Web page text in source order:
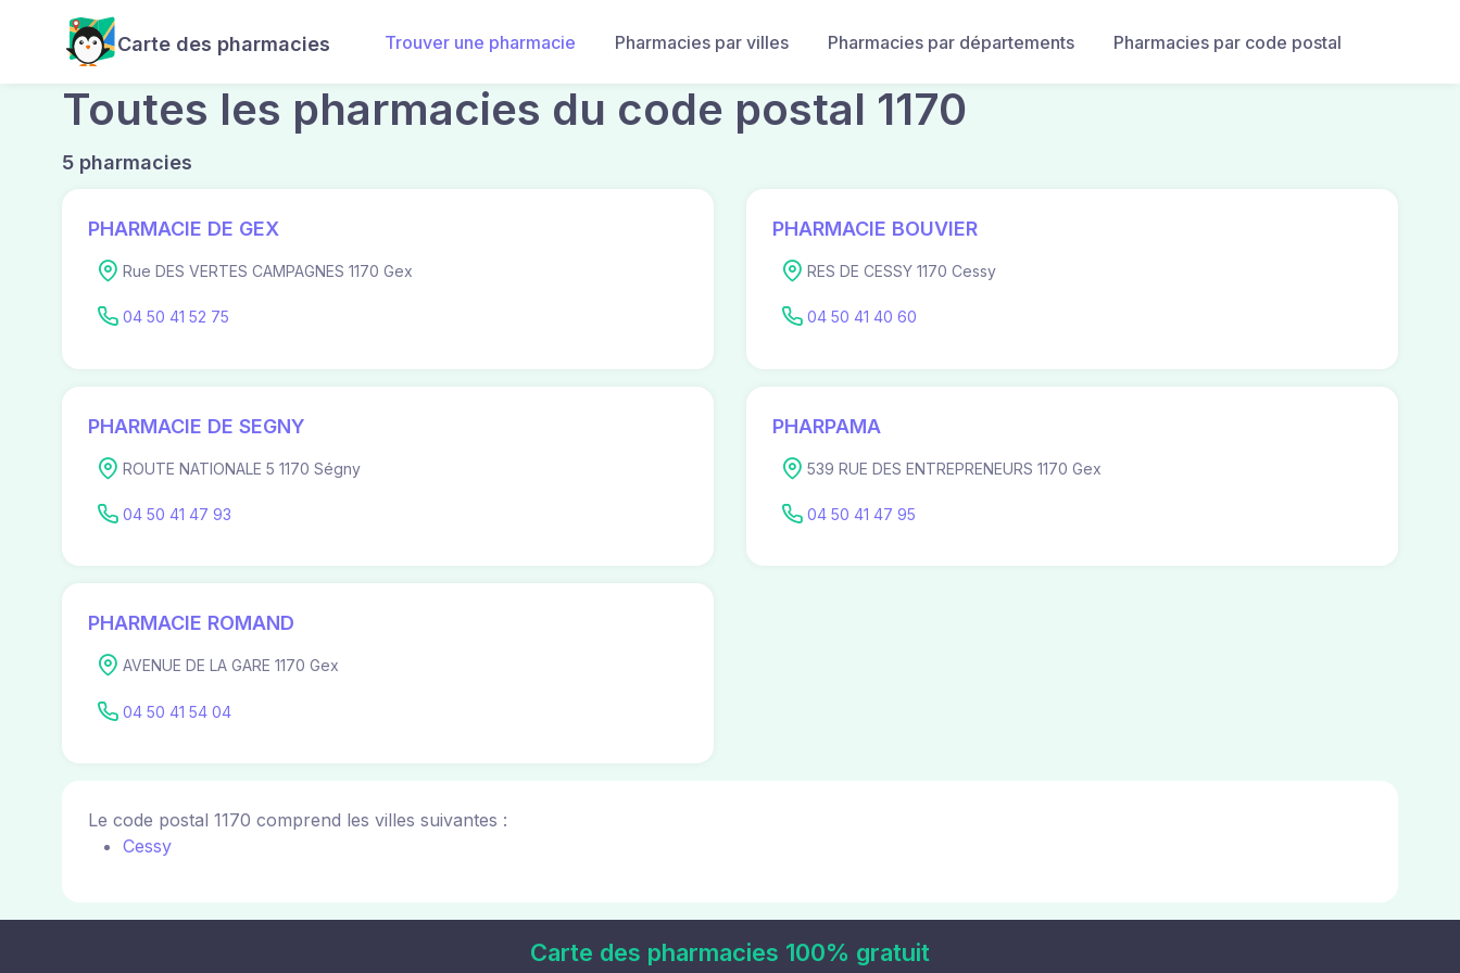
Carte des pharmacies Trouver une pharmacie Pharmacies par villes Pharmacies par départements Pharmacies par code postal
Toutes les pharmacies du code postal 1170
5 pharmacies
PHARMACIE DE GEX
Rue DES VERTES CAMPAGNES 1170 Gex
04 50 41 52 75
PHARMACIE BOUVIER
RES DE CESSY 1170 Cessy
04 50 41 40 60
PHARMACIE DE SEGNY
ROUTE NATIONALE 5 1170 Ségny
04 50 41 47 93
PHARPAMA
539 RUE DES ENTREPRENEURS 1170 Gex
04 50 41 47 95
PHARMACIE ROMAND
AVENUE DE LA GARE 1170 Gex
04 50 41 54 04
Le code postal 1170 comprend les villes suivantes :
Cessy
Carte des pharmacies 100% gratuit